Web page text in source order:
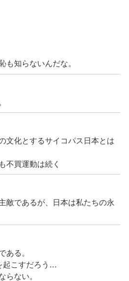
も知らないんだな。
文化とするサイコパス日本とは
不買運動は続く
敵であるが、日本は私たちの永
ある。
起こすだろう…
らない。